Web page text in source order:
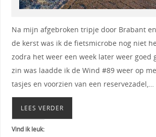
Na mijn afgebroken tripje door Brabant
de kerst was ik de fietsmicrobe nog niet
zodra het weer een week later weer goed
zin was laadde ik de Wind #89 weer op
tasjes en voorzien van een reservezadel,…
LEES VERDER
Vind ik leuk: